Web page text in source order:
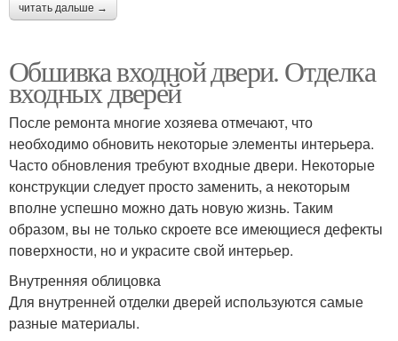
читать дальше →
Обшивка входной двери. Отделка
входных дверей
После ремонта многие хозяева отмечают, что
необходимо обновить некоторые элементы интерьера.
Часто обновления требуют входные двери. Некоторые
конструкции следует просто заменить, а некоторым
вполне успешно можно дать новую жизнь. Таким
образом, вы не только скроете все имеющиеся дефекты
поверхности, но и украсите свой интерьер.
Внутренняя облицовка
Для внутренней отделки дверей используются самые
разные материалы.